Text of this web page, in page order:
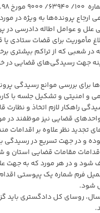
۲۸.۵.۹۸.
ارجاع پرونده‌ها به ویژه در
و عوامل اطاله دادرسی در
مأموریت برای قضات ستادی
در شعبی که از تراکم بیشتری
جهت رسیدگی‌های قضایی در
برای بررسی موانع رسیدگی
و امنیتی و تشکیل جلسه با
راهکار لازم اتخاذ و
تجدید نظر علاوه بر اقدامات
و در جهت تسریع در رسیدگی
شود و در هر مورد که به جهت
فرم شماره یک پیوستی
شود.